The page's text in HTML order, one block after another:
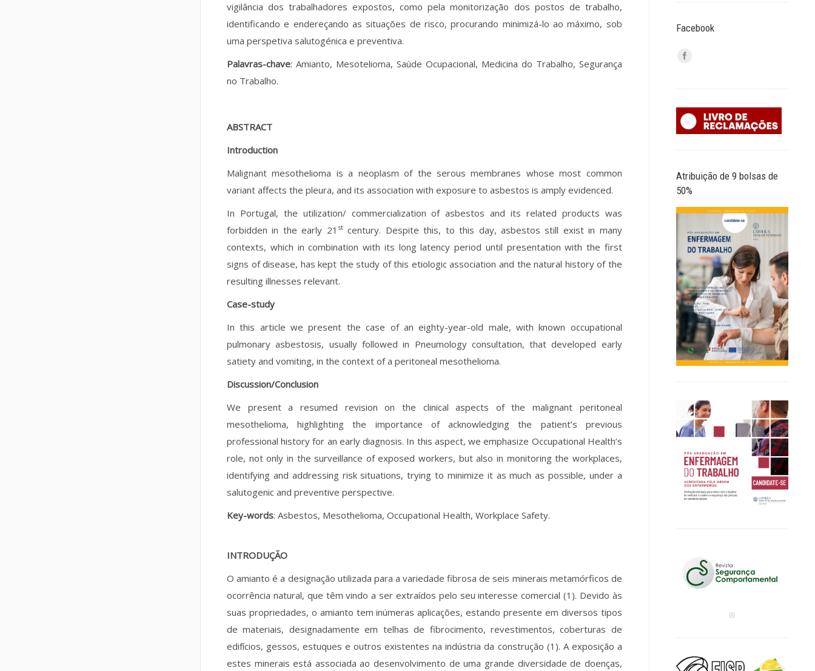
vigilância dos trabalhadores expostos, como pela monitorização dos postos de trabalho,
identificando e endereçando as situações de risco, procurando minimizá-lo ao máximo, sob
uma perspetiva salutogénica e preventiva.
Palavras-chave: Amianto, Mesotelioma, Saúde Ocupacional, Medicina do Trabalho, Segurança
no Trabalho.
ABSTRACT
Introduction
Malignant mesothelioma is a neoplasm of the serous membranes whose most common
variant affects the pleura, and its association with exposure to asbestos is amply evidenced.
In Portugal, the utilization/ commercialization of asbestos and its related products was
forbidden in the early 21 stcentury. Despite this, to this day, asbestos still exist in many
contexts, which in combination with its long latency period until presentation with the first
signs of disease, has kept the study of this etiologic association and the natural history of the
resulting illnesses relevant.
Case-study
In this article we present the case of an eighty-year-old male, with known occupational
pulmonary asbestosis, usually followed in Pneumology consultation, that developed early
satiety and vomiting, in the context of a peritoneal mesothelioma.
Discussion/Conclusion
We present a resumed revision on the clinical aspects of the malignant peritoneal
mesothelioma, highlighting the importance of acknowledging the patient’s previous
professional history for an early diagnosis. In this aspect, we emphasize Occupational Health’s
role, not only in the surveillance of exposed workers, but also in monitoring the workplaces,
identifying and addressing risk situations, trying to minimize it as much as possible, under a
salutogenic and preventive perspective.
Key-words: Asbestos, Mesothelioma, Occupational Health, Workplace Safety.
INTRODUÇÃO
O amianto é a designação utilizada para a variedade fibrosa de seis minerais metamórficos de
ocorrência natural, que têm vindo a ser extraídos pelo seu interesse comercial (1). Devido às
suas propriedades, o amianto tem inúmeras aplicações, estando presente em diversos tipos
de materiais, designadamente em telhas de fibrocimento, revestimentos, coberturas de
edifícios, gessos, estuques e outros existentes na indústria da construção (1). A exposição a
estes minerais está associada ao desenvolvimento de uma grande diversidade de doenças,
Facebook
Atribuição de 9 bolsas de
50%